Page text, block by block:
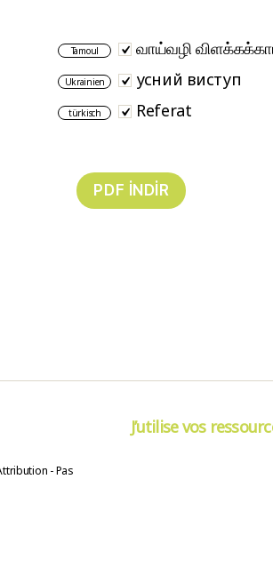
Tamoul வாய்வழி
Ukrainien усний виступ
türkisch Referat
- Pas
J’utilise vos